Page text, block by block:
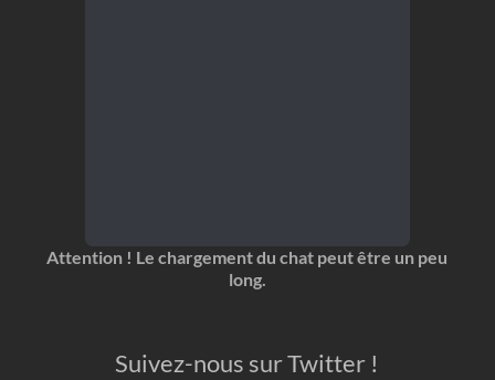
Attention ! Le chargement du chat peut être un peu
long.
Suivez-nous sur Twitter !